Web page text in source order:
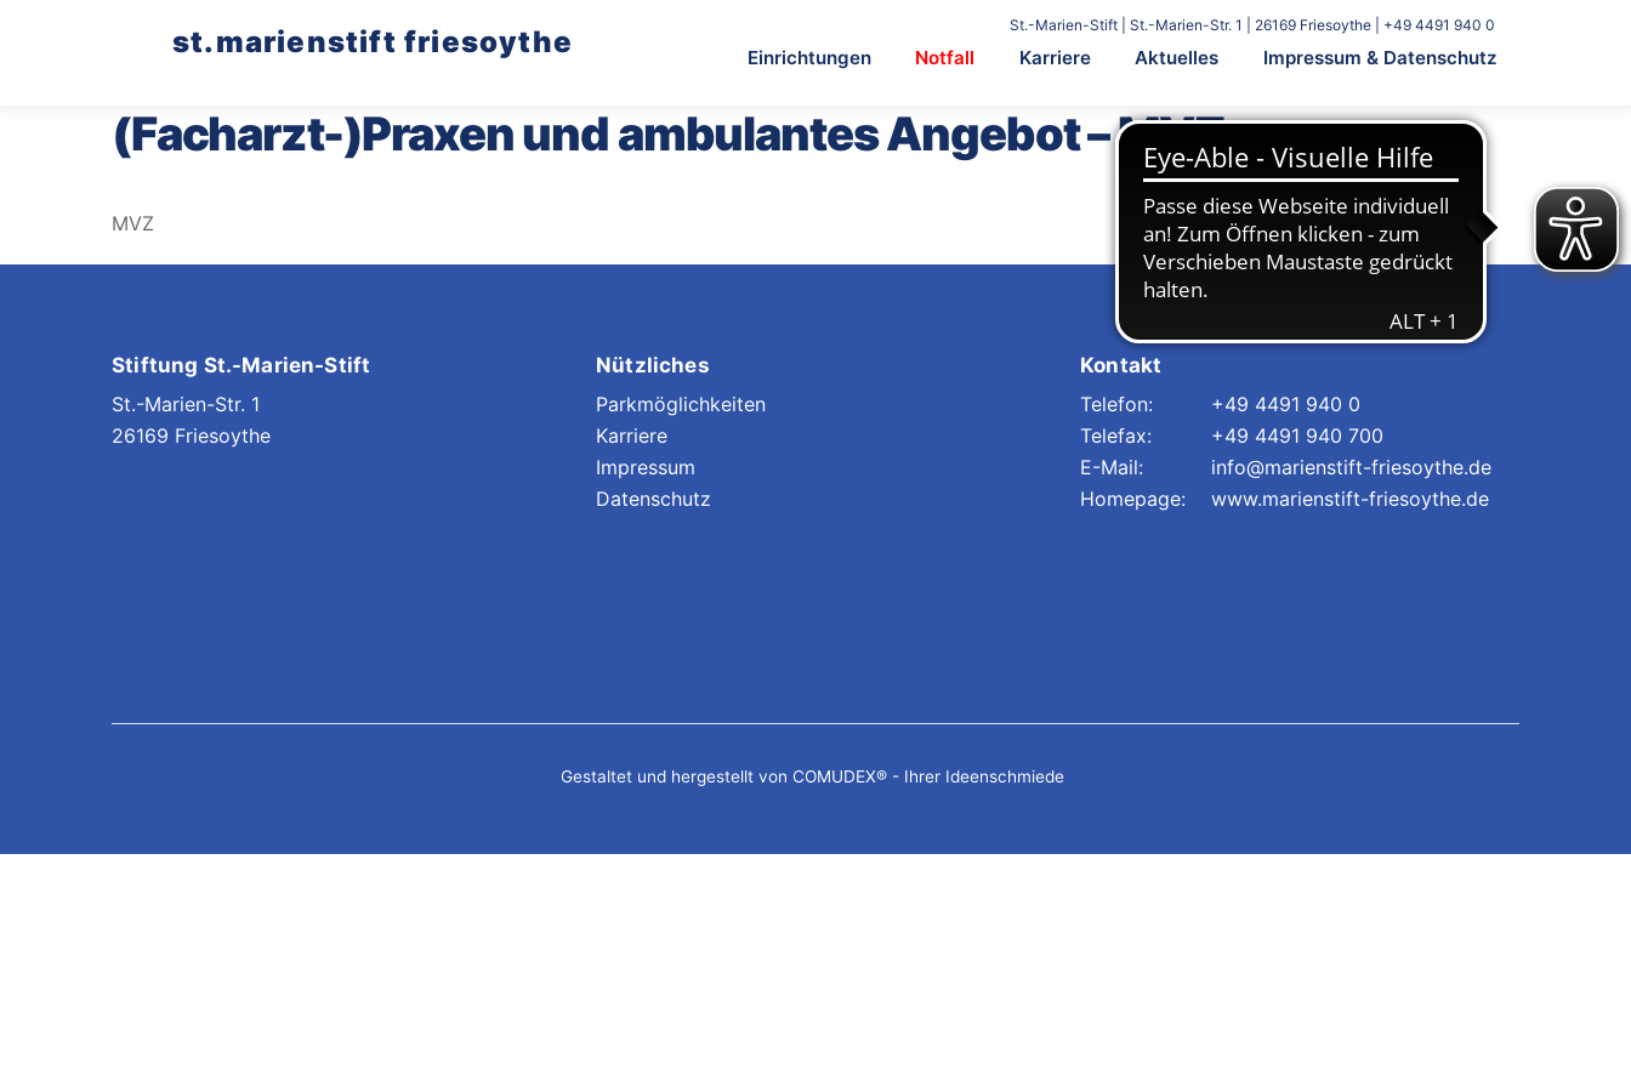
st.marienstift friesoythe St.-Marien-Stift | St.-Marien-Str. 1 | 26169 Friesoythe | +49 4491 940 0
Einrichtungen Notfall Karriere Aktuelles Impressum & Datenschutz
(Facharzt-)Praxen und ambulantes Angebot – MVZ
MVZ
Stiftung St.-Marien-Stift
St.-Marien-Str. 1
26169 Friesoythe
Nützliches
Parkmöglichkeiten
Karriere
Impressum
Datenschutz
Kontakt
+49 4491 940 0
+49 4491 940 700
info@marienstift-friesoythe.de
www.marienstift-friesoythe.de
Gestaltet und hergestellt von COMUDEX® - Ihrer Ideenschmiede